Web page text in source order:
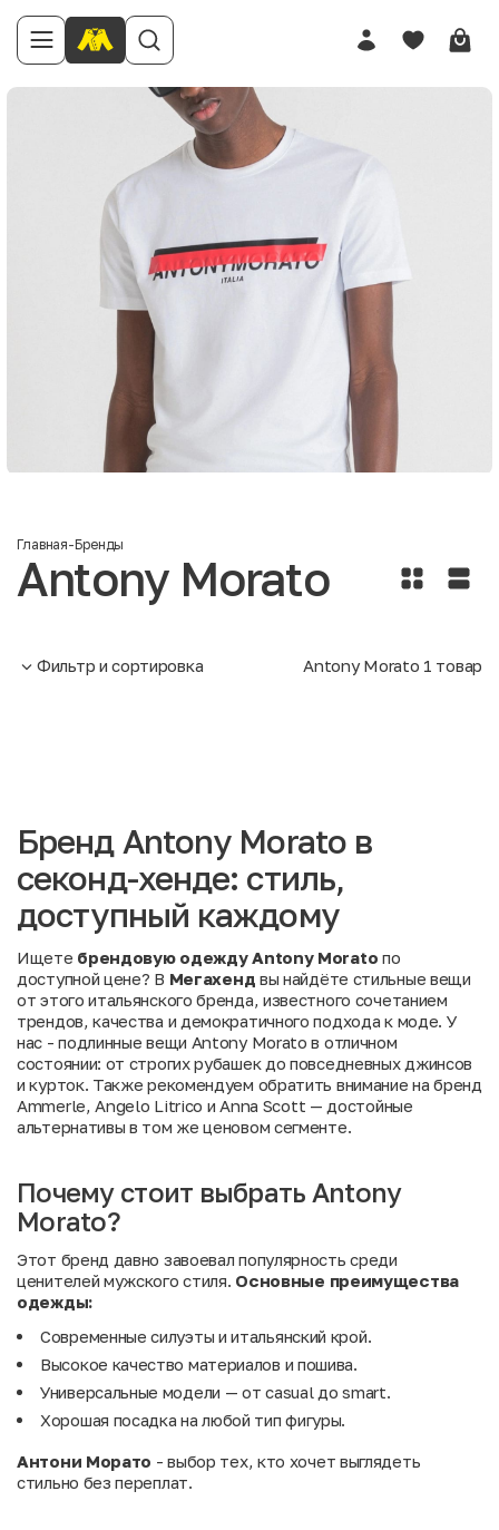
Главная-Бренды
Antony Morato
Фильтр и сортировка Antony Morato 1 товар
Бренд Antony Morato в
секонд-хенде: стиль,
доступный каждому
Ищете брендовую одежду Antony Morato по
доступной цене? В Мегахенд вы найдёте стильные вещи
от этого итальянского бренда, известного сочетанием
трендов, качества и демократичного подхода к моде. У
нас - подлинные вещи Antony Morato в отличном
состоянии: от строгих рубашек до повседневных джинсов
и курток. Также рекомендуем обратить внимание набренд
Ammerle, Angelo Litrico и Anna Scott — достойные
альтернативы в том же ценовом сегменте.
Почему стоит выбрать Antony
Morato?
Этот бренд давно завоевал популярность среди
ценителей мужского стиля. Основные преимущества
одежды:
Современные силуэты и итальянский крой.
Высокое качество материалов и пошива.
Универсальные модели — от casual до smart.
Хорошая посадка на любой тип фигуры.
Антони Морато - выбор тех, кто хочет выглядеть
стильно без переплат.